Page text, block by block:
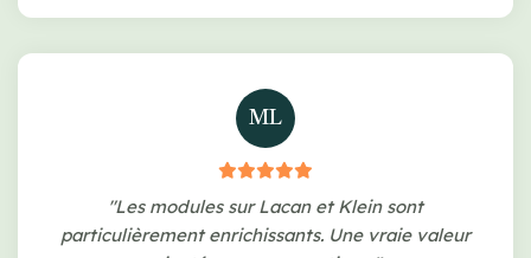
ML
"Les modules sur Lacan et Klein sont
particulièrement enrichissants. Une vraie valeur